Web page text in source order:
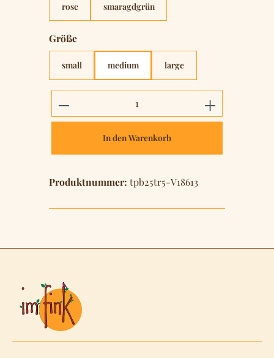
rose smaragdgrün
Größeauswählen
small medium large
Produkt Anzahl: Gib den
In den Warenkorb
Produktnummer: tpb25tr5-V18613